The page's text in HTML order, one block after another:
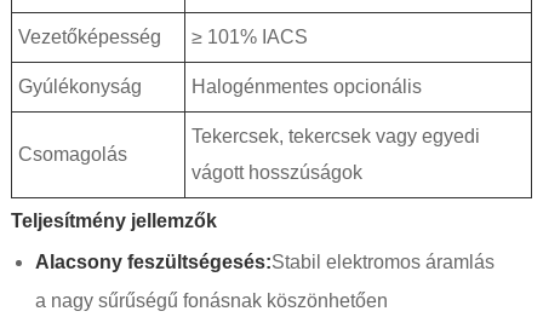
Vezetőképesség ≥ 101% IACS
Gyúlékonyság Halogénmentes opcionális
Csomagolás
Tekercsek, tekercsek vagy egyedi
vágott hosszúságok
Teljesítmény jellemzők
Alacsony feszültségesés:Stabil elektromos áramlás
a nagy sűrűségű fonásnak köszönhetően